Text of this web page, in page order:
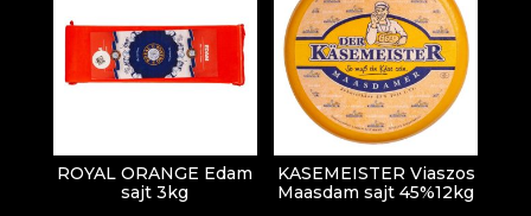
ROYAL ORANGE Edam
sajt 3kg
KASEMEISTER Viaszos
Maasdam sajt 45%12kg